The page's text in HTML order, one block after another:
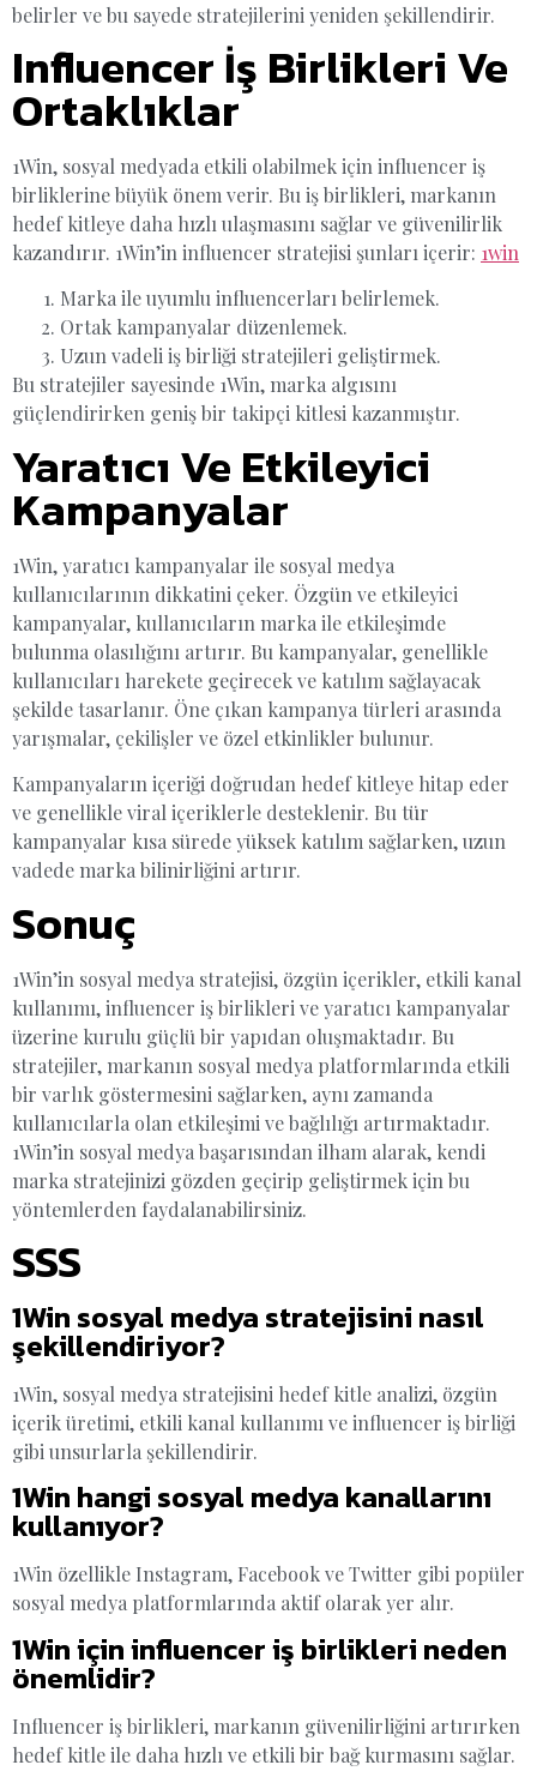
belirler ve bu sayede stratejilerini yeniden şekillendirir.
Influencer İş Birlikleri Ve
Ortaklıklar
1Win, sosyal medyada etkili olabilmek için influencer iş
birliklerine büyük önem verir. Bu iş birlikleri, markanın
hedef kitleye daha hızlı ulaşmasını sağlar ve güvenilirlik
kazandırır. 1Win’in influencer stratejisi şunları içerir: 1win
Marka ile uyumlu influencerları belirlemek.
Ortak kampanyalar düzenlemek.
Uzun vadeli iş birliği stratejileri geliştirmek.
Bu stratejiler sayesinde 1Win, marka algısını
güçlendirirken geniş bir takipçi kitlesi kazanmıştır.
Yaratıcı Ve Etkileyici
Kampanyalar
1Win, yaratıcı kampanyalar ile sosyal medya
kullanıcılarının dikkatini çeker. Özgün ve etkileyici
kampanyalar, kullanıcıların marka ile etkileşimde
bulunma olasılığını artırır. Bu kampanyalar, genellikle
kullanıcıları harekete geçirecek ve katılım sağlayacak
şekilde tasarlanır. Öne çıkan kampanya türleri arasında
yarışmalar, çekilişler ve özel etkinlikler bulunur.
Kampanyaların içeriği doğrudan hedef kitleye hitap eder
ve genellikle viral içeriklerle desteklenir. Bu tür
kampanyalar kısa sürede yüksek katılım sağlarken, uzun
vadede marka bilinirliğini artırır.
Sonuç
1Win’in sosyal medya stratejisi, özgün içerikler, etkili kanal
kullanımı, influencer iş birlikleri ve yaratıcı kampanyalar
üzerine kurulu güçlü bir yapıdan oluşmaktadır. Bu
stratejiler, markanın sosyal medya platformlarında etkili
bir varlık göstermesini sağlarken, aynı zamanda
kullanıcılarla olan etkileşimi ve bağlılığı artırmaktadır.
1Win’in sosyal medya başarısından ilham alarak, kendi
marka stratejinizi gözden geçirip geliştirmek için bu
yöntemlerden faydalanabilirsiniz.
SSS
1Win sosyal medya stratejisini nasıl
şekillendiriyor?
1Win, sosyal medya stratejisini hedef kitle analizi, özgün
içerik üretimi, etkili kanal kullanımı ve influencer iş birliği
gibi unsurlarla şekillendirir.
1Win hangi sosyal medya kanallarını
kullanıyor?
1Win özellikle Instagram, Facebook ve Twitter gibi popüler
sosyal medya platformlarında aktif olarak yer alır.
1Win için influencer iş birlikleri neden
önemlidir?
Influencer iş birlikleri, markanın güvenilirliğini artırırken
hedef kitle ile daha hızlı ve etkili bir bağ kurmasını sağlar.